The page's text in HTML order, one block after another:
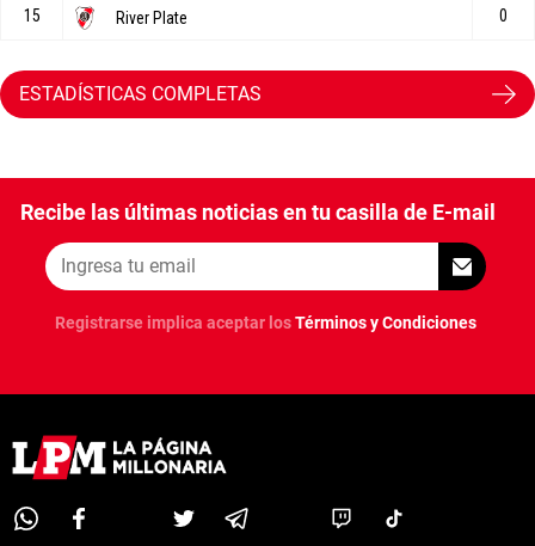
ESTADÍSTICAS COMPLETAS
Recibe las últimas noticias en tu casilla de E-mail
Registrarse implica aceptar losTérminos y Condiciones